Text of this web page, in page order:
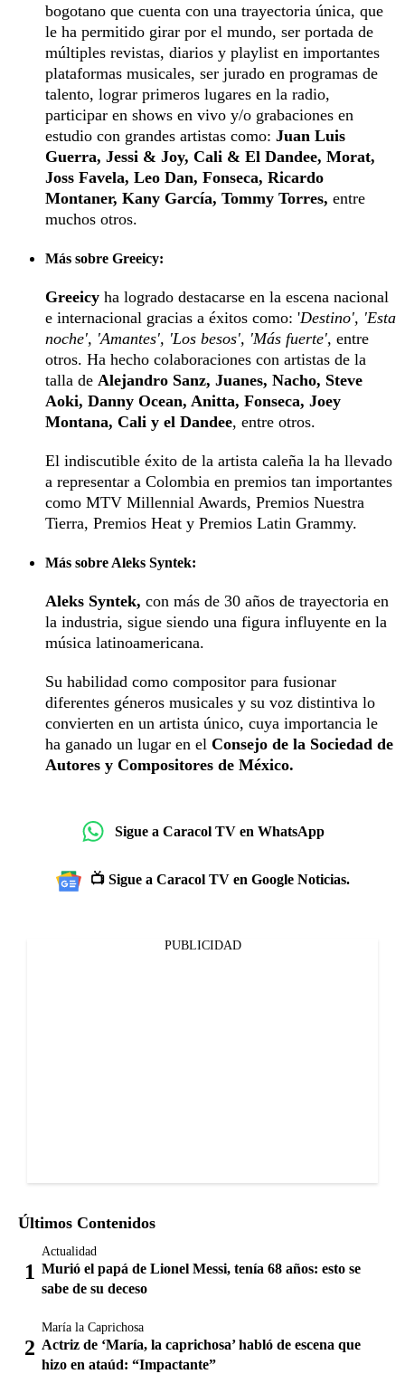
bogotano que cuenta con una trayectoria única, que
le ha permitido girar por el mundo, ser portada de
múltiples revistas, diarios y playlist en importantes
plataformas musicales, ser jurado en programas de
talento, lograr primeros lugares en la radio,
participar en shows en vivo y/o grabaciones en
estudio con grandes artistas como: Juan Luis
Guerra, Jessi & Joy, Cali & El Dandee, Morat,
Joss Favela, Leo Dan, Fonseca, Ricardo
Montaner, Kany García, Tommy Torres, entre
muchos otros.
Más sobre Greeicy:
Greeicy ha logrado destacarse en la escena nacional
e internacional gracias a éxitos como: 'Destino', 'Esta
noche', 'Amantes', 'Los besos', 'Más fuerte', entre
otros. Ha hecho colaboraciones con artistas de la
talla de Alejandro Sanz, Juanes, Nacho, Steve
Aoki, Danny Ocean, Anitta, Fonseca, Joey
Montana, Cali y el Dandee, entre otros.
El indiscutible éxito de la artista caleña la ha llevado
a representar a Colombia en premios tan importantes
como MTV Millennial Awards, Premios Nuestra
Tierra, Premios Heat y Premios Latin Grammy.
Más sobre Aleks Syntek:
Aleks Syntek, con más de 30 años de trayectoria en
la industria, sigue siendo una figura influyente en la
música latinoamericana.
Su habilidad como compositor para fusionar
diferentes géneros musicales y su voz distintiva lo
convierten en un artista único, cuya importancia le
ha ganado un lugar en el Consejo de la Sociedad de
Autores y Compositores de México.
Sigue a Caracol TV en WhatsApp
📺 Sigue a Caracol TV en Google Noticias.
PUBLICIDAD
Últimos Contenidos
Actualidad
Murió el papá de Lionel Messi, tenía 68 años: esto se
sabe de su deceso
María la Caprichosa
Actriz de ‘María, la caprichosa’ habló de escena que
hizo en ataúd: “Impactante”